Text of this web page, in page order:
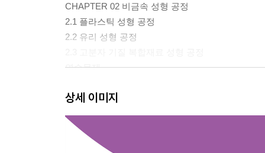
CHAPTER 02 비금속 성형 공정
2.1 플라스틱 성형 공정
2.2 유리 성형 공정
연습문제
CHAPTER 03 금속 성형 공정
3.1 금속 성형의 개요
3.2 압연 공정
3.3 단조 공정
상세 이미지